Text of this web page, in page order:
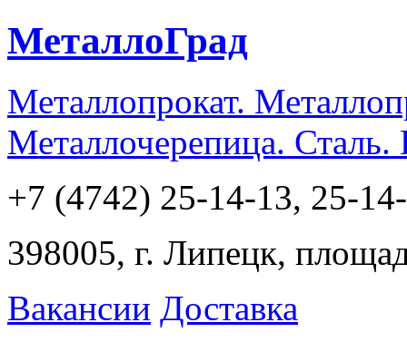
МеталлоГрад
Металлопрокат.
Металлочерепица.
+7 (4742) 25-14-13, 25-
398005, г. Липецк,
Вакансии Доставка